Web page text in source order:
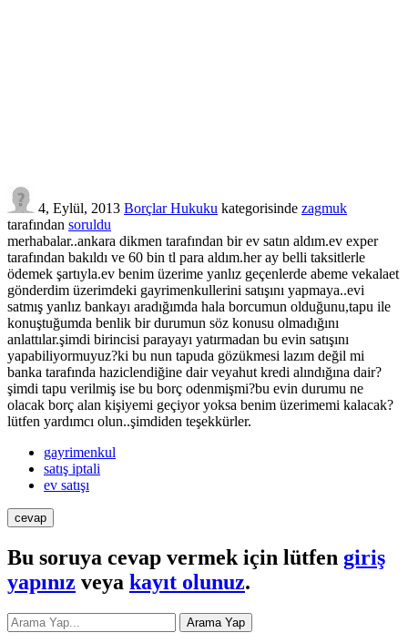
4, Eylül, 2013 Borçlar Hukuku kategorisinde zagmuk
tarafından soruldu
merhabalar..ankara dikmen tarafından bir ev satın aldım.ev exper
tarafından bakıldı ve 60 bin tl para aldım.her ay belli taksitlerle
ödemek şartıyla.ev benim üzerime yanlız geçenlerde abeme vekalaet
gönderdim üzerimdeki gayrimenkullerini satışını yapmaya..evi
satmış yanlız bankayı aradığımda hala borcumun olduğunu,tapu ile
konuştuğumda benlik bir durumun söz konusu olmadığını
anlattılar.şimdi birincisi parayayı yatırmadan bu evin satışını
yapabiliyormuyuz?ki bu nun tapuda gözükmesi lazım değil mi
banka tarafında haziclendiğine dair veyahut kredi alındığına dair?
şimdi tapu verilmiş ise bu borç odenmişmi?bu evin durumu ne
olacak borç alan kişiyemi geçiyor yoksa benim üzerimemi kalacak?
lütfen yardımcı olun..şimdiden teşekkürler.
gayrimenkul
satış iptali
ev satışı
Bu soruya cevap vermek için lütfen giriş
yapınız veya kayıt olunuz.